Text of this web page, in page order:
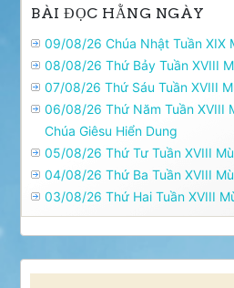
BÀI ĐỌC HẰNG NGÀY
09/08/26 Chúa Nhật Tuần XIX
08/08/26 Thứ Bảy Tuần XVIII
07/08/26 Thứ Sáu Tuần XVIII
06/08/26 Thứ Năm Tuần XVIII
Chúa Giêsu Hiển Dung
05/08/26 Thứ Tư Tuần XVIII
04/08/26 Thứ Ba Tuần XVIII
03/08/26 Thứ Hai Tuần XVIII